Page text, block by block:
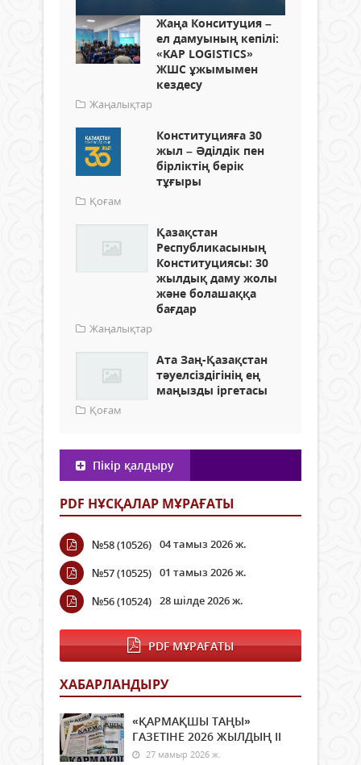
Жаңа Конситуция –
ел дамуының кепілі:
«KAP LOGISTICS»
ЖШС ұжымымен
кездесу
Жаңалықтар
Конституцияға 30
жыл – Әділдік пен
бірліктің берік
тұғыры
Қоғам
Қазақстан
Республикасының
Конституциясы: 30
жылдық даму жолы
және болашаққа
бағдар
Жаңалықтар
Ата Заң-Қазақстан
тәуелсіздігінің ең
маңызды іргетасы
Қоғам
Пікір қалдыру
PDF НҰСҚАЛАР МҰРАҒАТЫ
№58 (10526) 04 тамыз 2026 ж.
№57 (10525) 01 тамыз 2026 ж.
№56 (10524) 28 шілде 2026 ж.
PDF МҰРАҒАТЫ
ХАБАРЛАНДЫРУ
«ҚАРМАҚШЫ ТАҢЫ»
ГАЗЕТІНЕ 2026 ЖЫЛДЫҢ ІI
27 мамыр 2026 ж.